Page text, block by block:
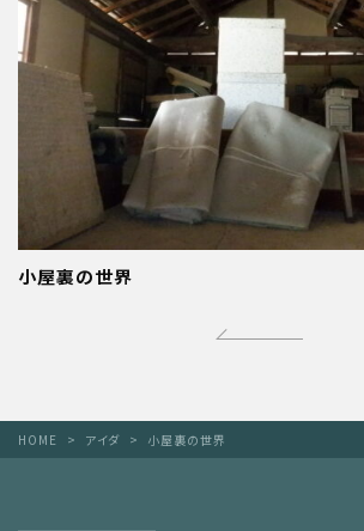
小屋裏の世界
HOME アイダ 小屋裏の世界